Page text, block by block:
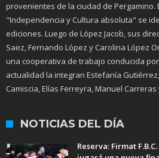
provenientes de la ciudad de Pergamino.
"Independencia y Cultura absoluta" se
ediciones. Luego de López Jacob, sus
Saez, Fernando López y Carolina López
una cooperativa de trabajo conducida
actualidad la integran Estefanía
Camiscia, Elías Ferreyra, Manuel
NOTICIAS DEL DÍA
Reserva: Firmat